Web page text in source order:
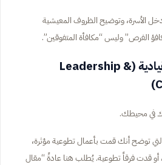
الأسرة، وتوضيح الظروف المعيشية
الفرص” وليس “مكافأة المتفوقين”.
4. المنح التطوعية والقيادية (Leadership &
في محيطك.
التي توضح أنك قمت بأعمال تطوعية مؤثرة،
قدت فرقاً تطوعية. يُطلب هنا عادةً “مقال